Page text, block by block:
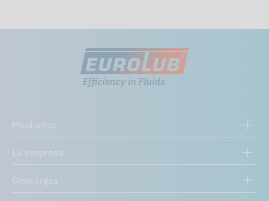
Productos
La empresa
Descargas